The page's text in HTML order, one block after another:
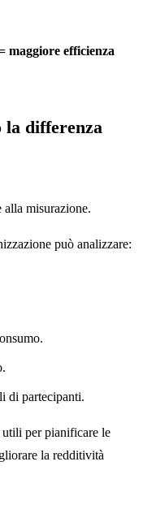
maggiore efficienza
la differenza
misurazione.
può analizzare:
di partecipanti.
per pianificare le
la redditività